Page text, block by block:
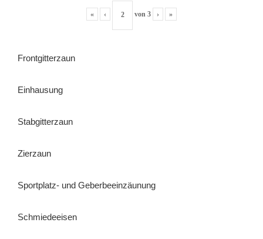
« ‹ von 3 › »
Frontgitterzaun
Einhausung
Stabgitterzaun
Zierzaun
Sportplatz- und Geberbeeinzäunung
Schmiedeeisen